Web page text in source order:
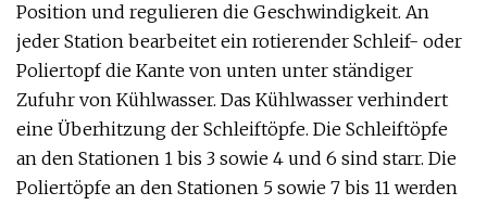
Position und regulieren die Geschwindigkeit. An
jeder Station bearbeitet ein rotierender Schleif- oder
Poliertopf die Kante von unten unter ständiger
Zufuhr von Kühlwasser. Das Kühlwasser verhindert
eine Überhitzung der Schleiftöpfe. Die Schleiftöpfe
an den Stationen 1 bis 3 sowie 4 und 6 sind starr. Die
Poliertöpfe an den Stationen 5 sowie 7 bis 11 werden